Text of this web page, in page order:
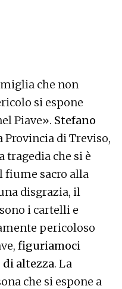
che non
si espone
Piave». Stefano
Provincia di Treviso,
tragedia che si è
fiume sacro alla
disgrazia, il
i cartelli e
pericoloso
figuriamoci
altezza. La
che si espone a